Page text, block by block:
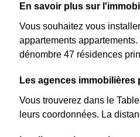
En savoir plus sur
Vous souhaitez vous
appartements
dénombre 47 résidences
Les agences
Vous trouverez dans le
leurs coordonnées. La